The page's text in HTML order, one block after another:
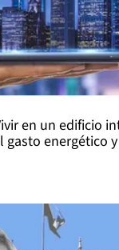
en un edificio
gasto energético